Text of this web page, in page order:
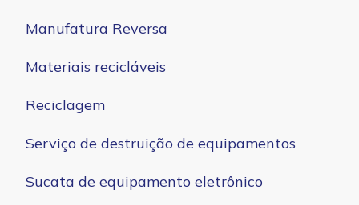
Manufatura Reversa
Materiais recicláveis
Reciclagem
Serviço de destruição de equipamentos
Sucata de equipamento eletrônico